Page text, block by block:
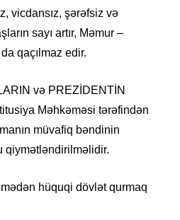
vicdansız, şərəfsiz və
sayı artır, Məmur –
qaçılmaz edir.
və PREZİDENTİN
Məhkəməsi tərəfindən
müvafiq bəndinin
qiymətləndirilməlidir.
hüquqi dövlət qurmaq